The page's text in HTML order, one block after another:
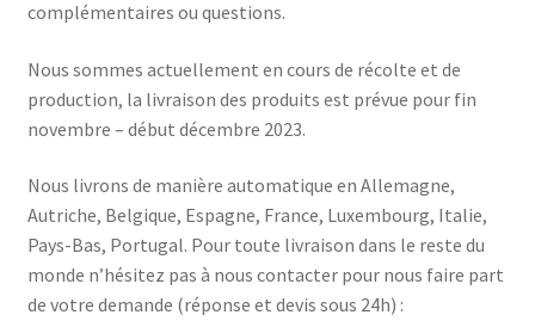
complémentaires ou questions.
Nous sommes actuellement en cours de récolte et de
production, la livraison des produits est prévue pour fin
novembre – début décembre 2023.
Nous livrons de manière automatique en Allemagne,
Autriche, Belgique, Espagne, France, Luxembourg, Italie,
Pays-Bas, Portugal. Pour toute livraison dans le reste du
monde n’hésitez pas à nous contacter pour nous faire part
de votre demande (réponse et devis sous 24h) :